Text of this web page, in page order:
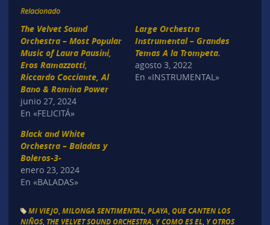
Relacionado
The Velvet Sound
Orchestra – Most Popular
Music of Laura Pausini,
Eros Ramazzotti,
Riccardo Cocciante, Al
Bano & Romina Power
junio 27, 2024
En «FELICITÁ»
Large Orchestra
Instrumental – Grandes
Temas A la Trompeta.
agosto 3, 2022
En «INSTRUMENTAL»
Black and White
Orchestra – Baladas y
Boleros-3-
enero 23, 2024
En «BALADAS»
MI VIEJO, MILONGA SENTIMENTAL, PLAYA QUE CANTEN LOS
NIÑOS, THE VELVET SOUND ORCHESTRA Y COMO ES EL, Y OTROS